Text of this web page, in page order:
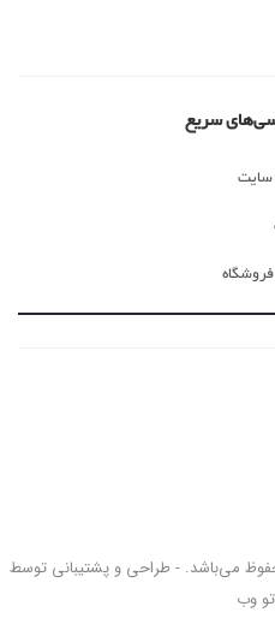
سریع
سایت
می‌باشد. - طراحی و پشتیبانی توسط
وب